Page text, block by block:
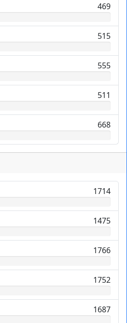
469
515
555
511
668
1714
1475
1766
1752
1687